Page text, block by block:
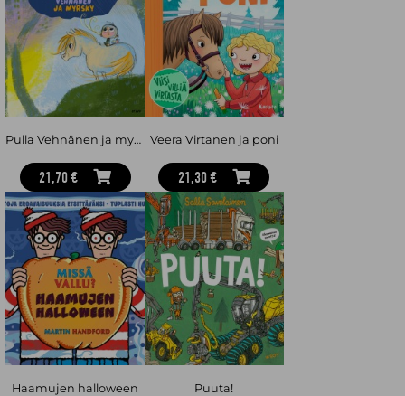
Pulla Vehnänen ja myrsky
21,70 €
Veera Virtanen ja poni
21,30 €
Haamujen halloween Puuta!